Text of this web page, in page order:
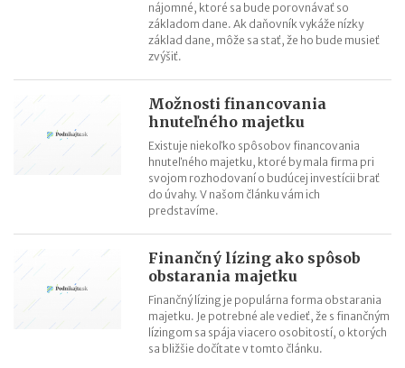
nájomné, ktoré sa bude porovnávať so
základom dane. Ak daňovník vykáže nízky
základ dane, môže sa stať, že ho bude musieť
zvýšiť.
Možnosti financovania
hnuteľného majetku
Existuje niekoľko spôsobov financovania
hnuteľného majetku, ktoré by mala firma pri
svojom rozhodovaní o budúcej investícii brať
do úvahy. V našom článku vám ich
predstavíme.
Finančný lízing ako spôsob
obstarania majetku
Finančný lízing je populárna forma obstarania
majetku. Je potrebné ale vedieť, že s finančným
lízingom sa spája viacero osobitostí, o ktorých
sa bližšie dočítate v tomto článku.